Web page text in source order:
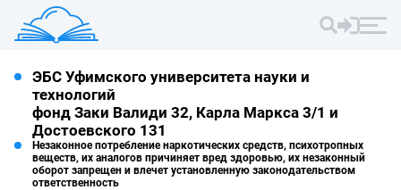
ЭБС Уфимского университета науки и
технологий
фонд Заки Валиди 32, Карла Маркса 3/1 и
Достоевского 131
Незаконное потребление наркотических средств, психотропных
веществ, их аналогов причиняет вред здоровью, их незаконный
оборот запрещен и влечет установленную законодательством
ответственность